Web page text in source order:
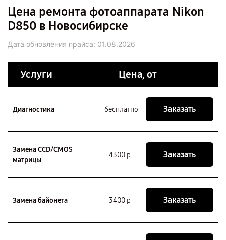
Цена ремонта фотоаппарата Nikon
D850 в Новосибирске
Дата обновления прайса: 01.08.2026
Услуги Цена, от
Диагностика бесплатно Заказать
Замена CCD/CMOS
матрицы
4300 р Заказать
Замена байонета 3400 р Заказать